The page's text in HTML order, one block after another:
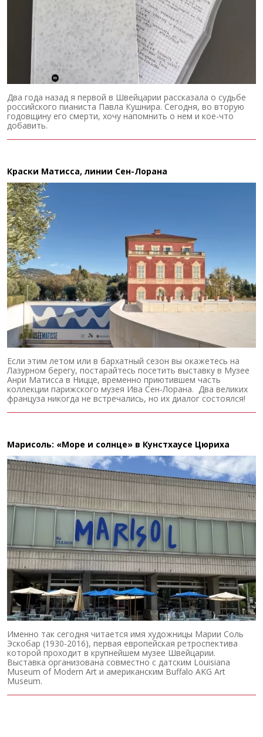
Два года назад я первой в Швейцарии рассказала о судьбе
российского пианиста Павла Кушнира. Сегодня, во вторую
годовщину его смерти, хочу напомнить о нем и кое-что
добавить.
Краски Матисса, линии Сен-Лорана
Если этим летом или в бархатный сезон вы окажетесь на
Лазурном берегу, постарайтесь посетить выставку в Музее
Анри Матисса в Ницце, временно приютившем часть
коллекции парижского музея Ива Сен-Лорана. Два великих
француза никогда не встречались, но их диалог состоялся!
Марисоль: «Море и солнце» в Кунстхаусе Цюриха
Именно так сегодня читается имя художницы Марии Соль
Эскобар (1930-2016), первая европейская ретроспектива
которой проходит в крупнейшем музее Швейцарии.
Выставка организована совместно с датским Louisiana
Museum of Modern Art и американским Buffalo AKG Art
Museum.